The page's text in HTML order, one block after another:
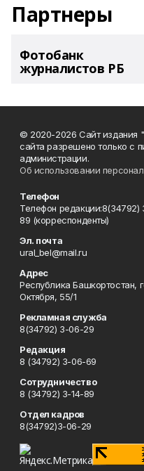
Партнеры
Фотобанк
журналистов РБ
© 2020-2026 Сайт издания
сайта разрешено только с
администрации.
Об использовании
Телефон
Телефон
89 (корреспонденты)
Эл. почта
ural_bel@mail.ru
Адрес
Республика Башкортостан,
Октября, 55/1
Рекламная служба
8(34792) 3-06-29
Редакция
8 (34792) 3-06-69
Сотрудничество
8 (34792) 3-14-89
Отдел кадров
8(34792)3-06-29